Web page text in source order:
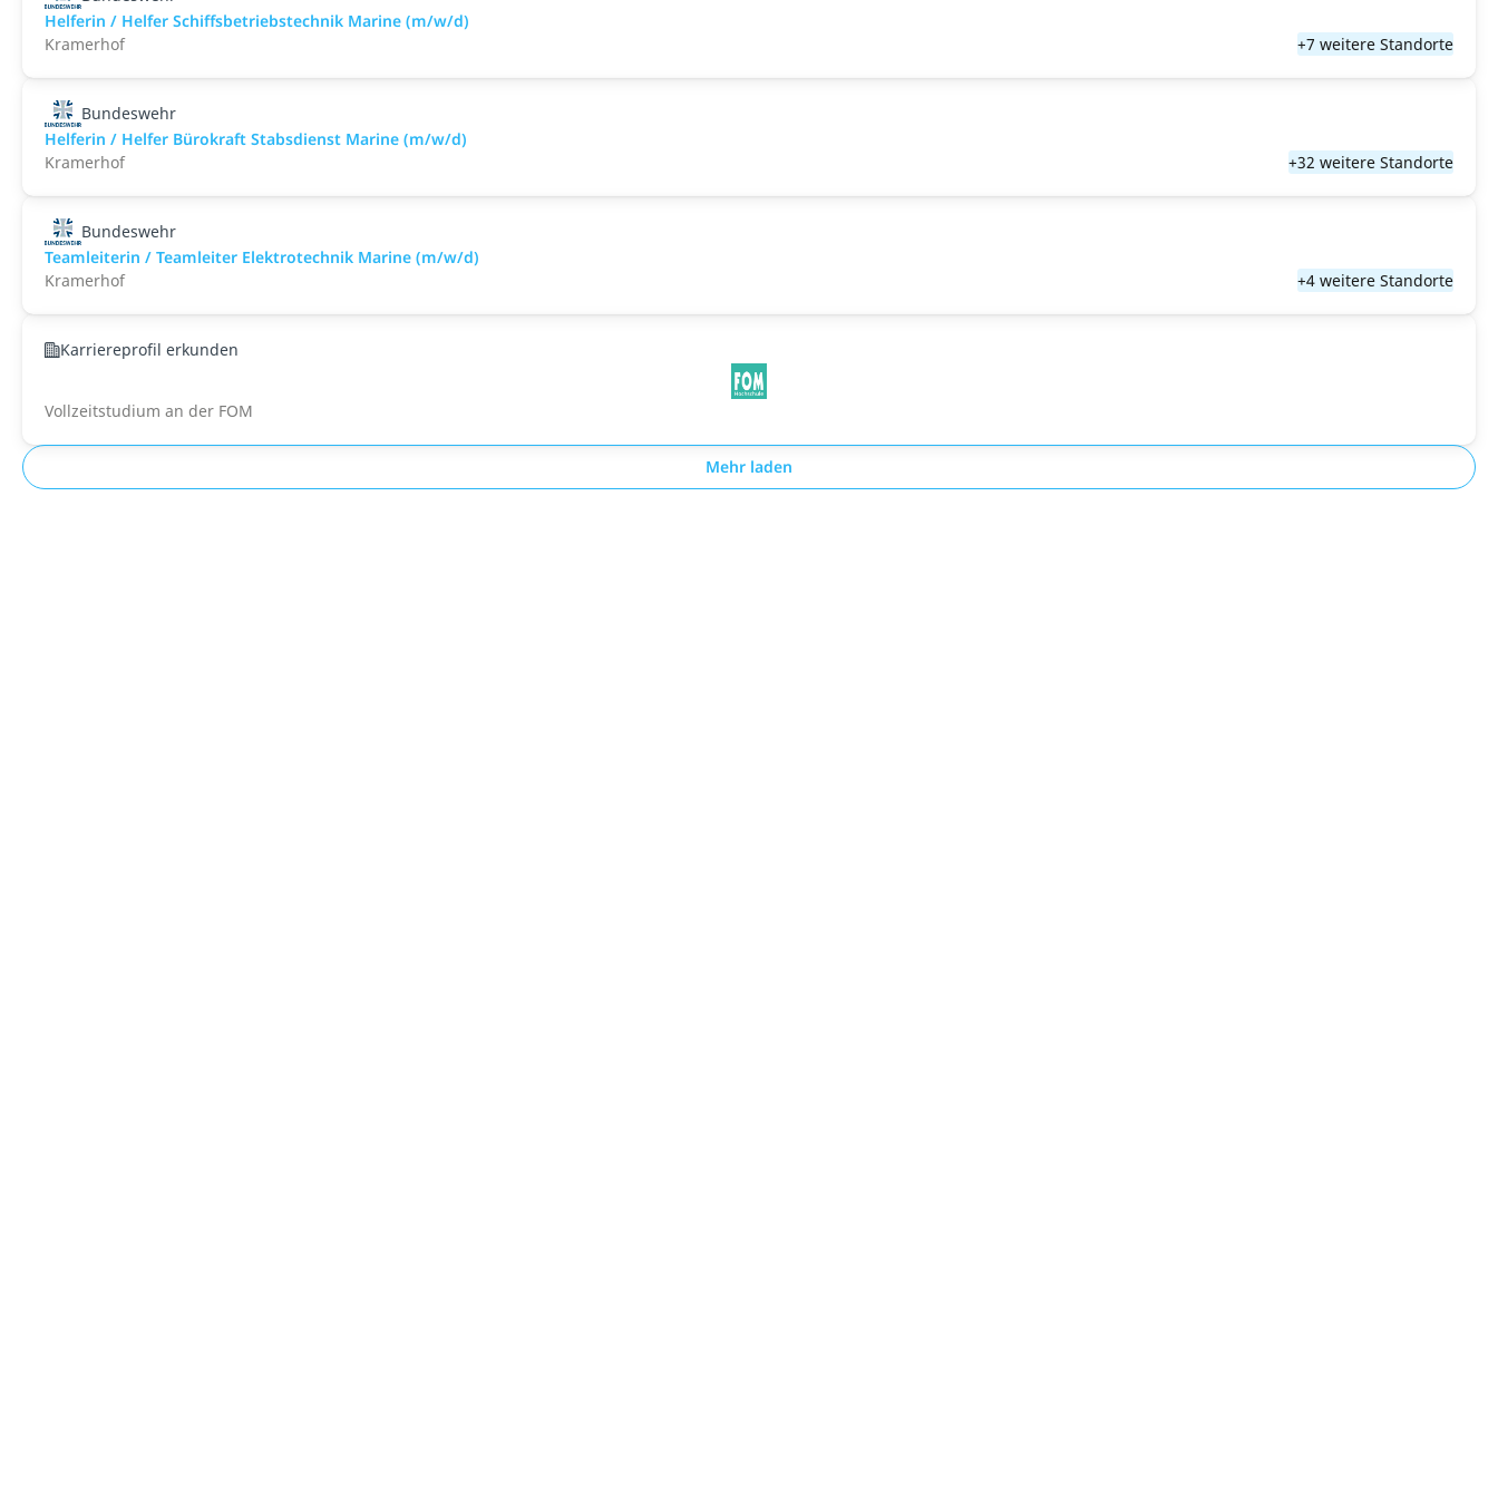
Helferin / Helfer Schiffsbetriebstechnik Marine (m/w/d)
Kramerhof
+7 weitere Standorte
Bundeswehr
Helferin / Helfer Bürokraft Stabsdienst Marine (m/w/d)
Kramerhof
+32 weitere Standorte
Bundeswehr
Teamleiterin / Teamleiter Elektrotechnik Marine (m/w/d)
Kramerhof
+4 weitere Standorte
Karriereprofil erkunden
Vollzeitstudium an der FOM
Mehr laden